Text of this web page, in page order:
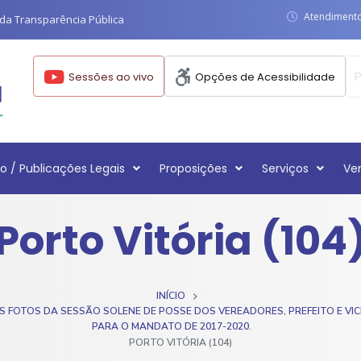
Transparência Pública
Sessões ao vivo Opções de Acessibilidade
/ Publicações Legais Proposições Serviços
Vitória
INÍCIO
FOTOS DA SESSÃO SOLENE DE POSSE DOS VEREADORES, PREFEITO E
PARA O MANDATO DE 2017-2020.
PORTO VITÓRIA (104)